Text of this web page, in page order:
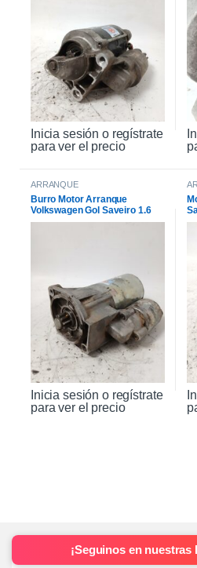
Inicia sesión o regístrate
para ver el precio
ARRANQUE
Burro Motor Arranque
Volkswagen Gol Saveiro 1.6
Inicia sesión o regístrate
para ver el precio
¡Seguinos en nuestras